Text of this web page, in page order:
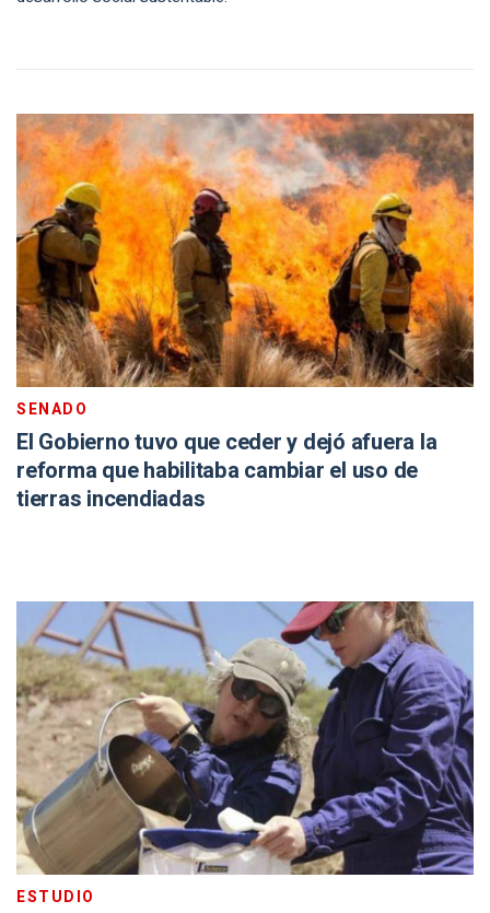
SENADO
El Gobierno tuvo que ceder y dejó afuera la
reforma que habilitaba cambiar el uso de
tierras incendiadas
ESTUDIO